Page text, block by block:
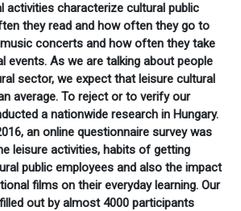
activities characterize cultural public
they read and how often they go to
concerts and how often they take
events. As we are talking about people
sector, we expect that leisure cultural
average. To reject or to verify our
a nationwide research in Hungary.
an online questionnaire survey was
leisure activities, habits of getting
public employees and also the impact
films on their everyday learning. Our
out by almost 4000 participants